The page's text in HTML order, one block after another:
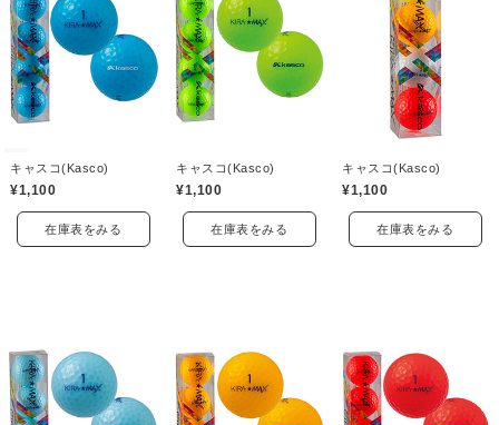
キャスコ(Kasco)
¥1,100
在庫表をみる
キャスコ(Kasco)
¥1,100
在庫表をみる
キャスコ(Kasco)
¥1,100
在庫表をみる